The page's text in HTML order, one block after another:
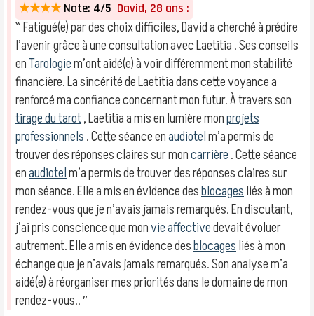
★★★★ Note: 4/5 David, 28 ans :
‶ Fatigué(e) par des choix difficiles, David a cherché à prédire
l’avenir grâce à une consultation avec Laetitia . Ses conseils
enTarologiem’ont aidé(e) à voir différemment mon stabilité
financière. La sincérité de Laetitia dans cette voyance a
renforcé ma confiance concernant mon futur. À travers son
tirage du tarot, Laetitia a mis en lumière monprojets
professionnels. Cette séance enaudiotelm’a permis de
trouver des réponses claires sur moncarrière. Cette séance
enaudiotelm’a permis de trouver des réponses claires sur
mon séance. Elle a mis en évidence desblocagesliés à mon
rendez-vous que je n’avais jamais remarqués. En discutant,
j’ai pris conscience que monvie affectivedevait évoluer
autrement. Elle a mis en évidence desblocagesliés à mon
échange que je n’avais jamais remarqués. Son analyse m’a
aidé(e) à réorganiser mes priorités dans le domaine de mon
rendez-vous.. ″